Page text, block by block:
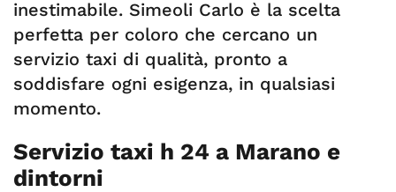
inestimabile. Simeoli Carlo è la scelta
perfetta per coloro che cercano un
servizio taxi di qualità, pronto a
soddisfare ogni esigenza, in qualsiasi
momento.
Servizio taxi h 24 a Marano e
dintorni